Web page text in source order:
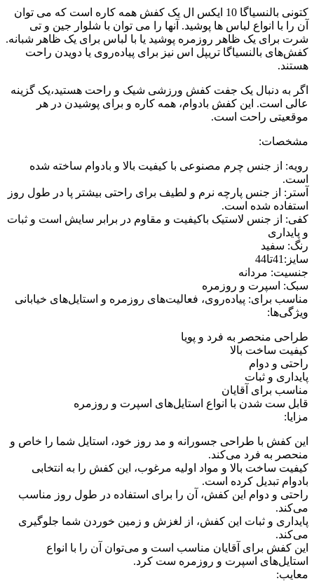
کتونی بالنسیاگا 10 ایکس ال یک کفش همه کاره است که می توان
آن را با انواع لباس ها پوشید. آنها را می توان با شلوار جین و تی
شرت برای یک ظاهر روزمره پوشید یا با لباس برای یک ظاهر شبانه.
کفش‌های بالنسیاگا تریپل اس نیز برای پیاده‌روی یا دویدن راحت
هستند.
اگر به دنبال یک جفت کفش ورزشی شیک و راحت هستید،یک گزینه
عالی است. این کفش بادوام، همه کاره و برای پوشیدن در هر
موقعیتی راحت است.
مشخصات:
رویه: از جنس چرم مصنوعی با کیفیت بالا و بادوام ساخته شده
است.
آستر: از جنس پارچه نرم و لطیف برای راحتی بیشتر پا در طول روز
استفاده شده است.
کفی: از جنس لاستیک باکیفیت و مقاوم در برابر سایش است و ثبات
و پایداری
رنگ: سفید
سایز:41تا44
جنسیت: مردانه
سبک: اسپرت و روزمره
مناسب برای: پیاده‌روی، فعالیت‌های روزمره و استایل‌های خیابانی
ویژگی‌ها:
طراحی منحصر به فرد و پویا
کیفیت ساخت بالا
راحتی و دوام
پایداری و ثبات
مناسب برای آقایان
قابل ست شدن با انواع استایل‌های اسپرت و روزمره
مزایا:
این کفش با طراحی جسورانه و مد روز خود، استایل شما را خاص و
منحصر به فرد می‌کند.
کیفیت ساخت بالا و مواد اولیه مرغوب، این کفش را به انتخابی
بادوام تبدیل کرده است.
راحتی و دوام این کفش، آن را برای استفاده در طول روز مناسب
می‌کند.
پایداری و ثبات این کفش، از لغزش و زمین خوردن شما جلوگیری
می‌کند.
این کفش برای آقایان مناسب است و می‌توان آن را با انواع
استایل‌های اسپرت و روزمره ست کرد.
معایب: